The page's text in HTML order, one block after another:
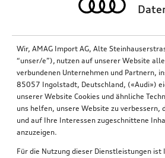
Wir, AMAG Import AG, Alte
“unser/e”), nutzen auf unserer Website
verbundenen Unternehmen und Partnern,
85057 Ingolstadt, Deutschland, («Audi»)
unserer Website Cookies und ähnliche
uns helfen, unsere Website zu verbessern,
und auf Ihre Interessen zugeschnittene
anzuzeigen.
Für die Nutzung dieser Dienstleistungen